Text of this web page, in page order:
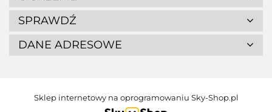
SPRAWDŹ
DANE ADRESOWE
Sklep internetowy na oprogramowaniu Sky-Shop.pl